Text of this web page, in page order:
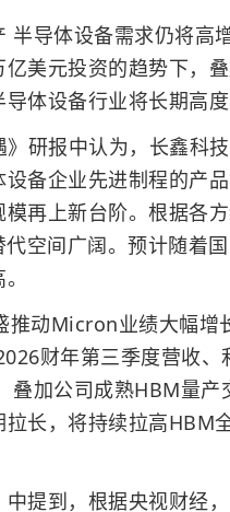
半导体设备需求仍将高
美元投资的趋势下，
体设备行业将长期高度
研报中认为，长鑫科
设备企业先进制程的产
再上新台阶。根据各
空间广阔。预计随着
推动Micron业绩大幅增
财年第三季度营收、
叠加公司成熟HBM量产
长，将持续拉高HBM
提到，根据央视财经